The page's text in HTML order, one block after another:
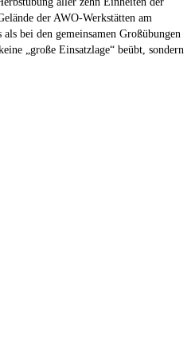
der AWO-Werkstätten am
bei den gemeinsamen Großübungen
„große Einsatzlage“ beübt, sondern